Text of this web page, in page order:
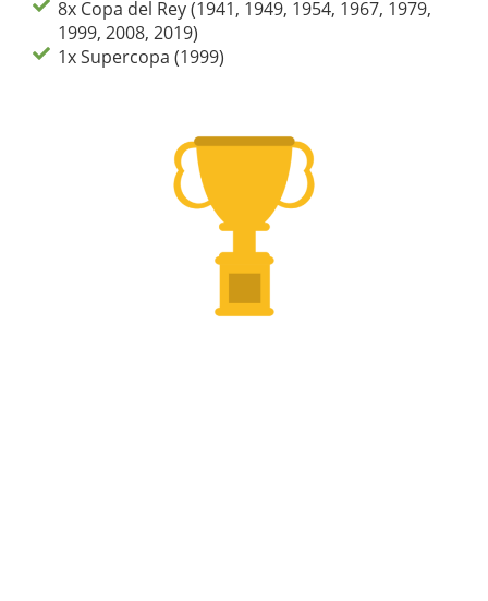
8x Copa del Rey (1941, 1949, 1954, 1967, 1979,
1999, 2008, 2019)
1x Supercopa (1999)